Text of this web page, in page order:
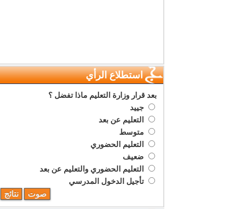
استطلاع الرأي
بعد قرار وزارة التعليم ماذا تفضل ؟
جييد
التعليم عن بعد
متوسط
التعليم الحضوري
ضعيف
التعليم الحضوري والتعليم عن بعد
تأجيل الدخول المدرسي